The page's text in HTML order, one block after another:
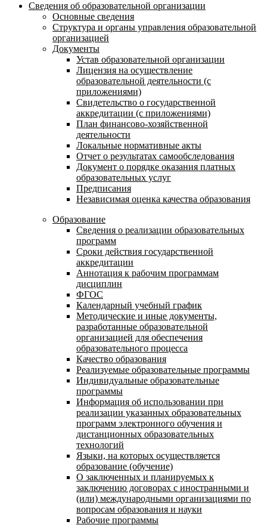
Сведения об образовательной организации
Основные сведения
Структура и органы управления образовательной
организацией
Документы
Устав образовательной организации
Лицензия на осуществление
образовательной деятельности (с
приложениями)
Свидетельство о государственной
аккредитации (с приложениями)
План финансово-хозяйственной
деятельности
Локальные нормативные акты
Отчет о результатах самообследования
Документ о порядке оказания платных
образовательных услуг
Предписания
Независимая оценка качества образования
Образование
Сведения о реализации образовательных
программ
Сроки действия государственной
аккредитации
Аннотация к рабочим программам
дисциплин
ФГОС
Календарный учебный график
Методические и иные документы,
разработанные образовательной
организацией для обеспечения
образовательного процесса
Качество образования
Реализуемые образовательные программы
Индивидуальные образовательные
программы
Информация об использовании при
реализации указанных образовательных
программ электронного обучения и
дистанционных образовательных
технологий
Языки, на которых осуществляется
образование (обучение)
О заключенных и планируемых к
заключению договорах с иностранными и
(или) международными организациями по
вопросам образования и науки
Рабочие программы